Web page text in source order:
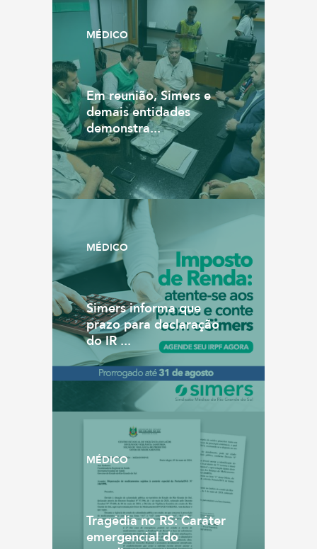
MÉDICO
Em reunião, Simers e
demais entidades
demonstra...
MÉDICO
Simers informa que
prazo para declaração
do IR ...
MÉDICO
Tragédia no RS: Caráter
emergencial do